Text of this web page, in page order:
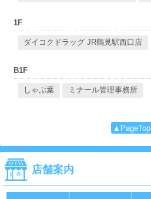
1F
ダイコクドラッグ JR鶴見駅西口店
B1F
しゃぶ葉 ミナール管理事務所
▲PageTop
店舗案内